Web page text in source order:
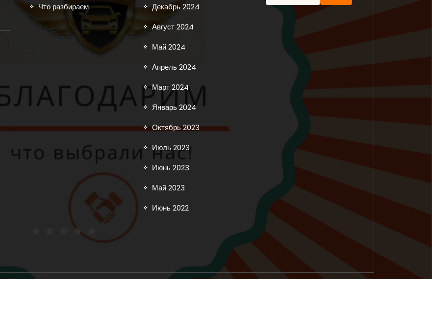
Что разбираем
Декабрь 2024
Август 2024
Май 2024
Апрель 2024
Март 2024
Январь 2024
Октябрь 2023
Июль 2023
Июнь 2023
Май 2023
Июнь 2022
Рейтинг: 5 из 5.